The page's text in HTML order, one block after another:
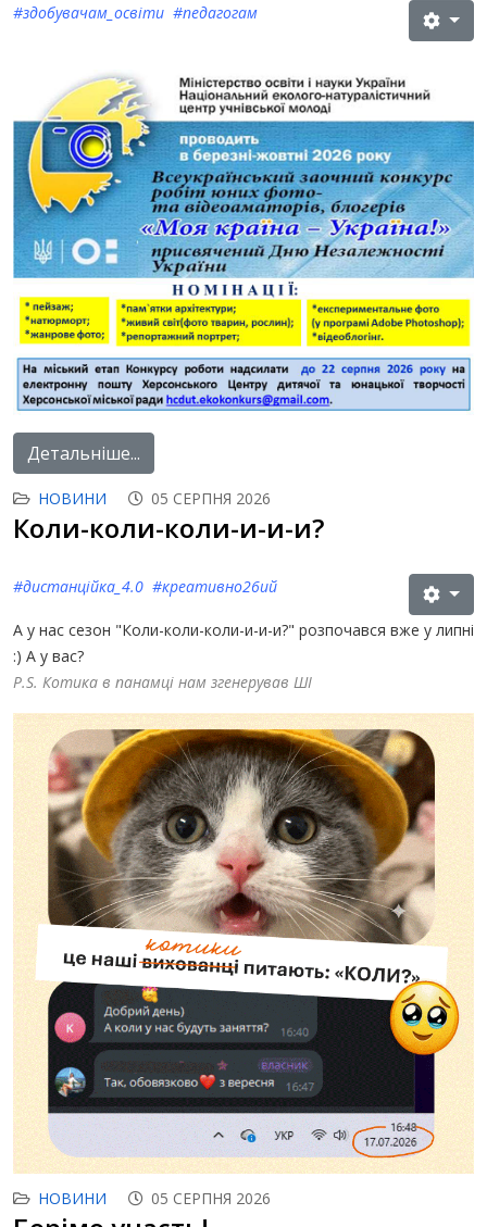
#здобувачам_освіти #педагогам
Детальніше...
НОВИНИ 05 СЕРПНЯ 2026
Коли-коли-коли-и-и-и?
#дистанційка_4.0 #креативно26ий
А у нас сезон "Коли-коли-коли-и-и-и?" розпочався вже у липні
:) А у вас?
P.S. Котика в панамці нам згенерував ШІ
НОВИНИ 05 СЕРПНЯ 2026